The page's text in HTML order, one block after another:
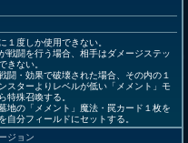
度しか使用できない。
闘を行う場合、相手はダメージステッ
きない。
・効果で破壊された場合、その内の１
スターよりレベルが低い「メメント」モ
特殊召喚する。
の「メメント」魔法・罠カード１枚を
自分フィールドにセットする。
ジョン